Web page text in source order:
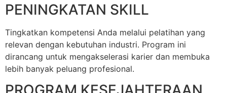
PENINGKATAN SKILL
Tingkatkan kompetensi Anda melalui pelatihan yang
relevan dengan kebutuhan industri. Program ini
dirancang untuk mengakselerasi karier dan membuka
lebih banyak peluang profesional.